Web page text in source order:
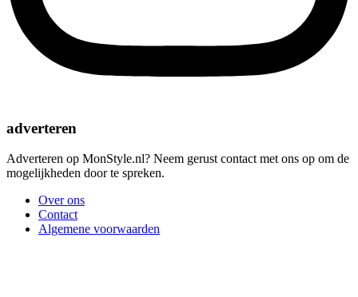
adverteren
Adverteren op MonStyle.nl? Neem gerust contact met ons op om de
mogelijkheden door te spreken.
Over ons
Contact
Algemene voorwaarden